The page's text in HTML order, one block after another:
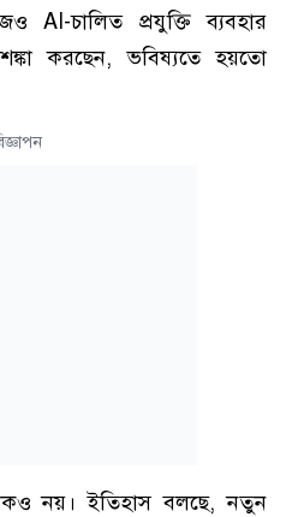
AI-চালিত প্রযুক্তি ব্যবহার
করছেন, ভবিষ্যতে হয়তো
নয়। ইতিহাস বলছে, নতুন